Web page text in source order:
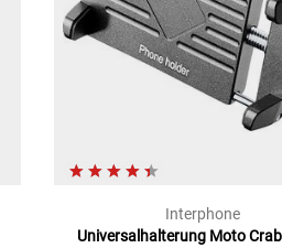
Interphone
Universalhalterung Moto